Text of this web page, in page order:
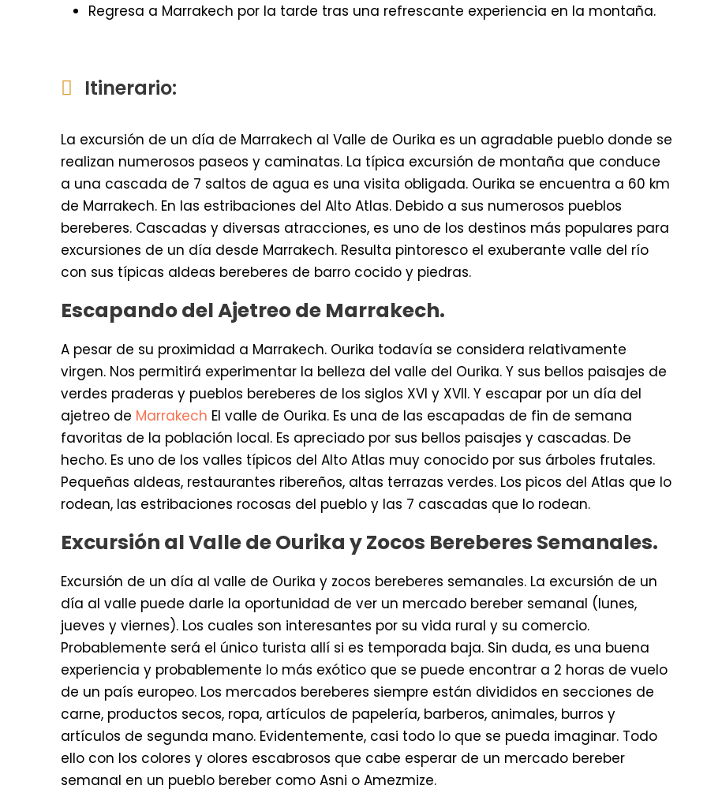
Regresa a Marrakech por la tarde tras una refrescante experiencia en la montaña.
Itinerario:
La excursión de un día de Marrakech al Valle de Ourika es un agradable pueblo donde se
realizan numerosos paseos y caminatas. La típica excursión de montaña que conduce
a una cascada de 7 saltos de agua es una visita obligada. Ourika se encuentra a 60 km
de Marrakech. En las estribaciones del Alto Atlas. Debido a sus numerosos pueblos
bereberes. Cascadas y diversas atracciones, es uno de los destinos más populares para
excursiones de un día desde Marrakech. Resulta pintoresco el exuberante valle del río
con sus típicas aldeas bereberes de barro cocido y piedras.
Escapando del Ajetreo de Marrakech.
A pesar de su proximidad a Marrakech. Ourika todavía se considera relativamente
virgen. Nos permitirá experimentar la belleza del valle del Ourika. Y sus bellos paisajes de
verdes praderas y pueblos bereberes de los siglos XVI y XVII. Y escapar por un día del
ajetreo de Marrakech El valle de Ourika. Es una de las escapadas de fin de semana
favoritas de la población local. Es apreciado por sus bellos paisajes y cascadas. De
hecho. Es uno de los valles típicos del Alto Atlas muy conocido por sus árboles frutales.
Pequeñas aldeas, restaurantes ribereños, altas terrazas verdes. Los picos del Atlas que lo
rodean, las estribaciones rocosas del pueblo y las 7 cascadas que lo rodean.
Excursión al Valle de Ourika y Zocos Bereberes Semanales.
Excursión de un día al valle de Ourika y zocos bereberes semanales. La excursión de un
día al valle puede darle la oportunidad de ver un mercado bereber semanal (lunes,
jueves y viernes). Los cuales son interesantes por su vida rural y su comercio.
Probablemente será el único turista allí si es temporada baja. Sin duda, es una buena
experiencia y probablemente lo más exótico que se puede encontrar a 2 horas de vuelo
de un país europeo. Los mercados bereberes siempre están divididos en secciones de
carne, productos secos, ropa, artículos de papelería, barberos, animales, burros y
artículos de segunda mano. Evidentemente, casi todo lo que se pueda imaginar. Todo
ello con los colores y olores escabrosos que cabe esperar de un mercado bereber
semanal en un pueblo bereber como Asni o Amezmize.